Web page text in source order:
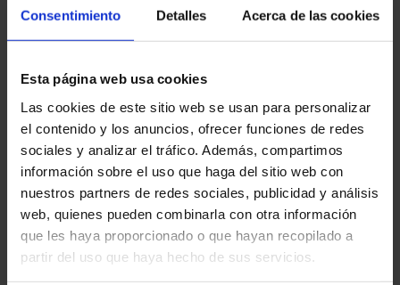
Consentimiento Detalles Acerca de las cookies
Esta página web usa cookies
Las cookies de este sitio web se usan para personalizar
el contenido y los anuncios, ofrecer funciones de redes
sociales y analizar el tráfico. Además, compartimos
información sobre el uso que haga del sitio web con
nuestros partners de redes sociales, publicidad y análisis
web, quienes pueden combinarla con otra información
que les haya proporcionado o que hayan recopilado a
partir del uso que haya hecho de sus servicios.
Découvrez les portes automatiques Manusa
dans les quartiers de Barcelone